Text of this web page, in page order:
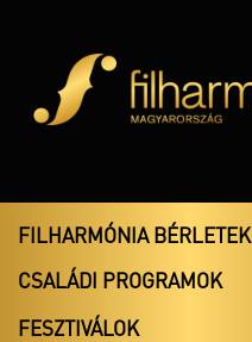
FILHARMÓNIA BÉRLETEK
CSALÁDI PROGRAMOK
FESZTIVÁLOK